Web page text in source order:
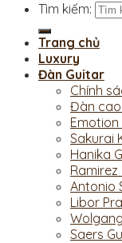
Tìm kiếm:
Trang chủ
Luxury
Đàn Guitar
Chính
Đàn cao
Sakurai
Hanika
Ramirez
Antonio
Libor
Saers